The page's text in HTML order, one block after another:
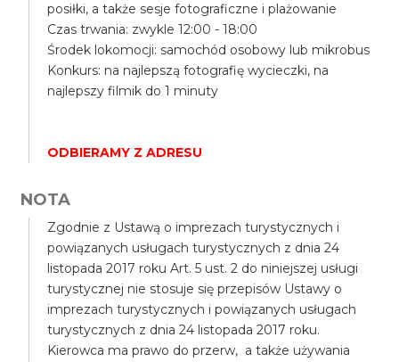
posiłki, a także sesje fotograficzne i plażowanie
Czas trwania: zwykle 12:00 - 18:00
Środek lokomocji: samochód osobowy lub mikrobus
Konkurs: na najlepszą fotografię wycieczki, na
najlepszy filmik do 1 minuty
ODBIERAMY Z ADRESU
NOTA
Zgodnie z Ustawą o imprezach turystycznych i
powiązanych usługach turystycznych z dnia 24
listopada 2017 roku Art. 5 ust. 2 do niniejszej usługi
turystycznej nie stosuje się przepisów Ustawy o
imprezach turystycznych i powiązanych usługach
turystycznych z dnia 24 listopada 2017 roku.
Kierowca ma prawo do przerw, a także używania